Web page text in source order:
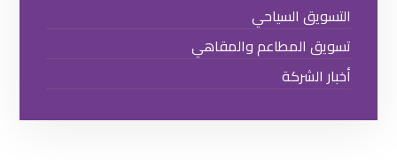
التسويق السياحي
تسويق المطاعم والمقاهي
أخبار الشركة